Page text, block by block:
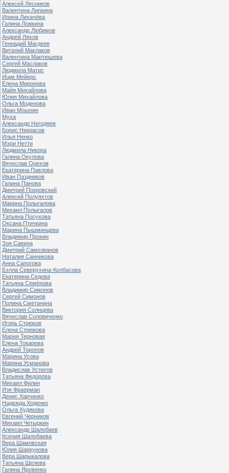
Алексей Лесников
Валентина Липкина
Ирина Лихачёва
Галина Ложкина
Александр Любимов
Андрей Ляхов
Геннадий Магдеев
Виталий Маклаков
Валентина Мартюшева
Сергей Маслаков
Людмила Матис
Ицик Мейерс
Елена Миронова
Майя Михайлова
Юлия Михайлова
Ольга Моденова
Иван Мошнин
Муха
Александр Негодяев
Борис Некрасов
Илья Ненко
Мэри Нетти
Людмила Никора
Галина Окулова
Вячеслав Орехов
Екатерина Павлова
Иван Паздников
Галина Панова
Дмитрий Покровский
Алексей Полуяхтов
Марина Полыгалова
Михаил Полыгалов
Татьяна Посухова
Оксана Птичкина
Марина Пышминцева
Владимир Прокин
Зоя Савина
Дмитрий Самозванов
Наталия Санникова
Анна Сапогова
Бэлла Северухина-Колбасова
Екатерина Седова
Татьяна Семёнова
Владимир Симонов
Сергей Симонов
Полина Сметанина
Виктория Солнцева
Вячеслав Соловиченко
Игорь Стрюков
Елена Стрюкова
Мария Терновая
Елена Токарева
Андрей Торопов
Марина Усова
Марина Усманова
Владислав Устюгов
Татьяна Федорова
Михаил Филин
Изя Фраерман
Денис Харченко
Надежда Ходенко
Ольга Худякова
Евгений Черников
Михаил Четыркин
Александр Шалобаев
Ксения Шалобаева
Вера Шамовская
Юлия Шаркунова
Вера Шарыкалова
Татьяна Щелева
Галина Яровенко